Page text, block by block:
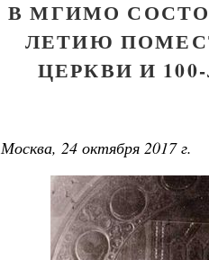
В МГИМО
ЛЕТИЮ
ЦЕРКВИ И
Москва, 24 октября 2017 г.